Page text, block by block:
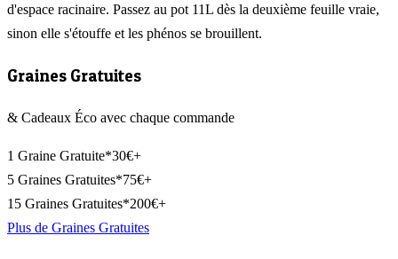
d'espace racinaire. Passez au pot 11L dès la deuxième feuille vraie,
sinon elle s'étouffe et les phénos se brouillent.
Graines Gratuites
& Cadeaux Éco avec chaque commande
1 Graine Gratuite*30€+
5 Graines Gratuites*75€+
15 Graines Gratuites*200€+
Plus de Graines Gratuites